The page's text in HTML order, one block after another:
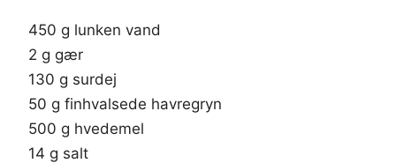
450 g lunken vand
2 g gær
130 g surdej
50 g finhvalsede havregryn
500 g hvedemel
14 g salt